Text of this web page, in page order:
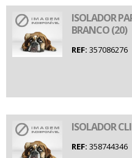
ISOLADOR
BRANCO (20)
REF: 357086276
ISOLADOR
REF: 358744346